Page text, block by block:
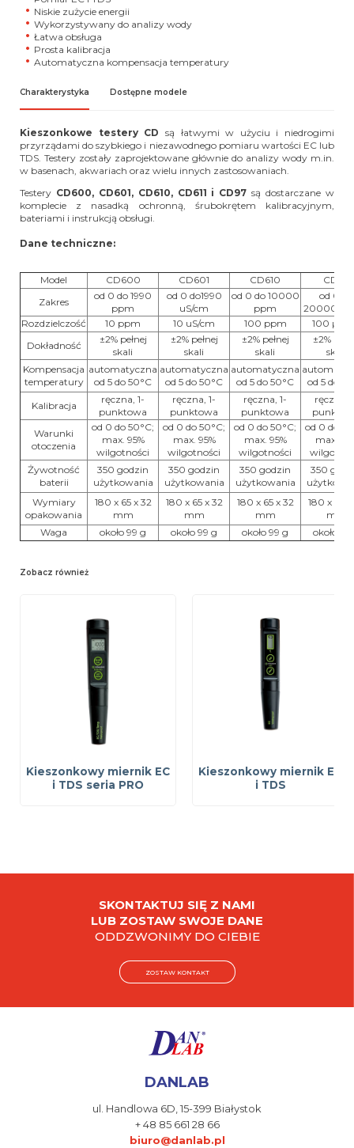
Niskie zużycie energii
Wykorzystywany do analizy wody
Łatwa obsługa
Prosta kalibracja
Automatyczna kompensacja temperatury
Charakterystyka Dostępne modele
Kieszonkowe testery CD są łatwymi w użyciu i niedrogimi
przyrządami do szybkiego i niezawodnego pomiaru wartości EC lub
TDS. Testery zostały zaprojektowane głównie do analizy wody m.in.
w basenach, akwariach oraz wielu innych zastosowaniach.
Testery CD600, CD601, CD610, CD611 i CD97 są dostarczane w
komplecie z nasadką ochronną, śrubokrętem kalibracyjnym,
bateriami i instrukcją obsługi.
Dane techniczne:
Model CD600 CD601 CD610
CD611
Zakres
od 0 do 1990
ppm
od 0 do1990
uS/cm
od 0 do 10000
ppm
od 0 do
20000
Rozdzielczość
10 ppm 10 uS/cm 100 ppm
100 µS/
Dokładność
±2% pełnej
skali
±2% pełnej
skali
±2% pełnej
skali
±2%
skali
Kompensacja
temperatury
automatyczna
od 5 do 50°C
automatyczna
od 5 do 50°C
automatyczna
od 5 do 50°C
od 5 do
Kalibracja
ręczna, 1-
punktowa
ręczna, 1-
punktowa
ręczna, 1-
punktowa
ręczna,
Warunki
otoczenia
od 0 do 50°C;
max. 95%
wilgotności
od 0 do 50°C;
max. 95%
wilgotności
od 0 do 50°C;
max. 95%
wilgotności
od 0 do
max.
Żywotność
baterii
350 godzin
użytkowania
350 godzin
użytkowania
350 godzin
użytkowania
350
Wymiary
opakowania
180 x 65 x 32
mm
180 x 65 x 32
mm
180 x 65 x 32
mm
180 x 65 x
mm
Waga
około 99 g około 99 g około 99 g około 99
Zobacz również
Kieszonkowy miernik EC
i TDS seria PRO
Kieszonkowy miernik EC
i TDS
SKONTAKTUJ SIĘ Z NAMI
LUB ZOSTAW SWOJE DANE
ODDZWONIMY DO CIEBIE
ZOSTAW KONTAKT
DANLAB
ul. Handlowa 6D,15-399 Białystok
+ 48 85 661 28 66
biuro@danlab.pl